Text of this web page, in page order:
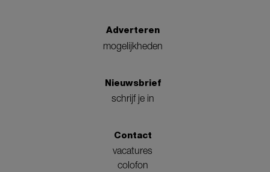
Adverteren
mogelijkheden
Nieuwsbrief
schrijf je in
Contact
vacatures
colofon